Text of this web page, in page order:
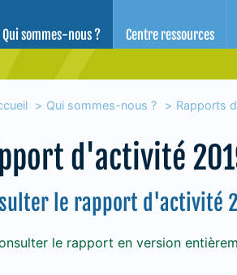
d'éducation pour la santé
Qui sommes-nous ? Centre ressources
Qui sommes-nous ? Rapports
d'activité
le rapport d'activité
le rapport en version